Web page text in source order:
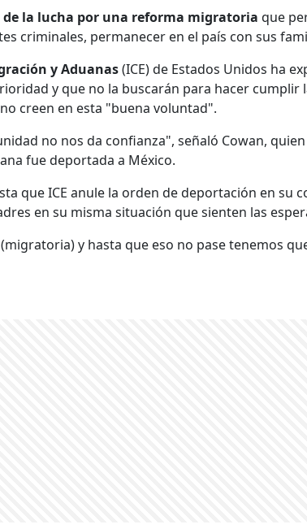
la lucha por una reforma migratoria que
criminales, permanecer en el país con sus
y Aduanas(ICE) de Estados Unidos ha
y que no la buscarán para hacer cumplir
creen en esta "buena voluntad".
no nos da confianza", señaló Cowan,
fue deportada a México.
que ICE anule la orden de deportación en su
en su misma situación que sienten las
y hasta que eso no pase tenemos